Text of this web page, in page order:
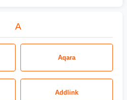
A
Aqara
Addlink